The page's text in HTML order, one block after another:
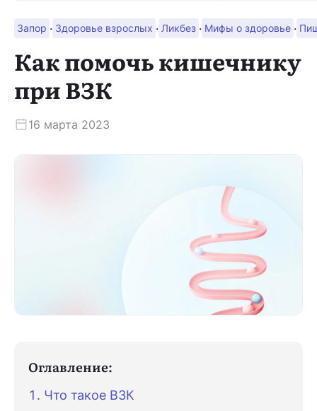
Запор · Здоровье взрослых · Ликбез · Мифы о здоровье ·
Как помочь кишечнику
при ВЗК
16 марта 2023
Оглавление:
Что такое ВЗК